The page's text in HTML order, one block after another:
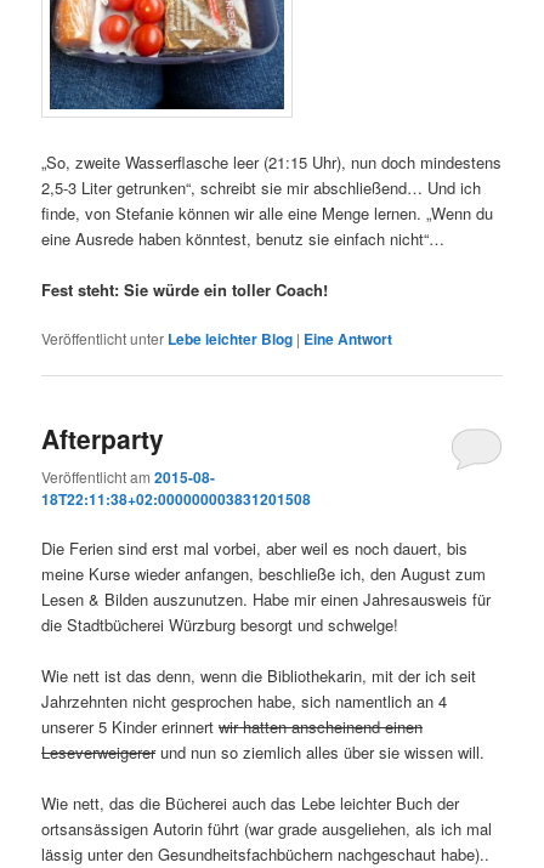
„So, zweite Wasserflasche leer (21:15 Uhr), nun doch mindestens
2,5-3 Liter getrunken“, schreibt sie mir abschließend… Und ich
finde, von Stefanie können wir alle eine Menge lernen. „Wenn du
eine Ausrede haben könntest, benutz sie einfach nicht“…
Fest steht: Sie würde ein toller Coach!
Veröffentlicht unter Lebe leichter Blog | EineAntwort
Afterparty
Veröffentlicht am2015-08-
18T22:11:38+02:000000003831201508
Die Ferien sind erst mal vorbei, aber weil es noch dauert, bis
meine Kurse wieder anfangen, beschließe ich, den August zum
Lesen & Bilden auszunutzen. Habe mir einen Jahresausweis für
die Stadtbücherei Würzburg besorgt und schwelge!
Wie nett ist das denn, wenn die Bibliothekarin, mit der ich seit
Jahrzehnten nicht gesprochen habe, sich namentlich an 4
unserer 5 Kinder erinnertwir hatten anscheinend einen
Leseverweigererund nun so ziemlich alles über sie wissen will.
Wie nett, das die Bücherei auch das Lebe leichter Buch der
ortsansässigen Autorin führt (war grade ausgeliehen, als ich mal
lässig unter den Gesundheitsfachbüchern nachgeschaut habe)..